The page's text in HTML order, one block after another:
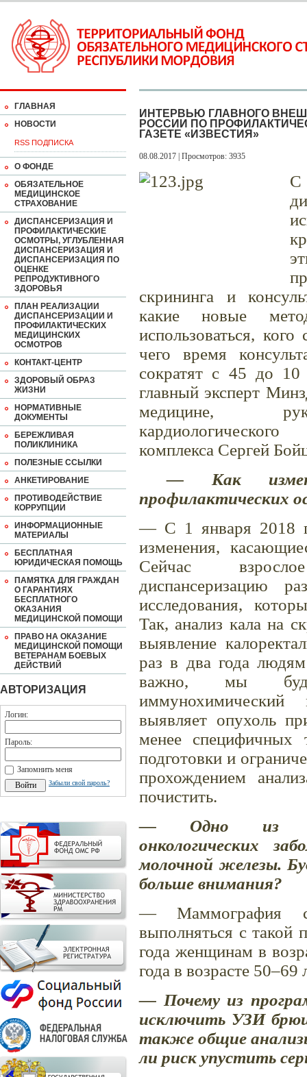
ГЛАВНАЯ
НОВОСТИ
RSS ПОДПИСКА
О ФОНДЕ
ОБЯЗАТЕЛЬНОЕ
МЕДИЦИНСКОЕ
СТРАХОВАНИЕ
ДИСПАНСЕРИЗАЦИЯ И
ПРОФИЛАКТИЧЕСКИЕ
ОСМОТРЫ, УГЛУБЛЕННАЯ
ДИСПАНСЕРИЗАЦИЯ И
ДИСПАНСЕРИЗАЦИЯ ПО
ОЦЕНКЕ
РЕПРОДУКТИВНОГО
ЗДОРОВЬЯ
ПЛАН РЕАЛИЗАЦИИ
ДИСПАНСЕРИЗАЦИИ И
ПРОФИЛАКТИЧЕСКИХ
МЕДИЦИНСКИХ
ОСМОТРОВ
КОНТАКТ-ЦЕНТР
ЗДОРОВЫЙ ОБРАЗ
ЖИЗНИ
НОРМАТИВНЫЕ
ДОКУМЕНТЫ
БЕРЕЖЛИВАЯ
ПОЛИКЛИНИКА
ПОЛЕЗНЫЕ ССЫЛКИ
АНКЕТИРОВАНИЕ
ПРОТИВОДЕЙСТВИЕ
КОРРУПЦИИ
ИНФОРМАЦИОННЫЕ
МАТЕРИАЛЫ
БЕСПЛАТНАЯ
ЮРИДИЧЕСКАЯ ПОМОЩЬ
ПАМЯТКА ДЛЯ ГРАЖДАН
О ГАРАНТИЯХ
БЕСПЛАТНОГО
ОКАЗАНИЯ
МЕДИЦИНСКОЙ ПОМОЩИ
ПРАВО НА ОКАЗАНИЕ
МЕДИЦИНСКОЙ ПОМОЩИ
ВЕТЕРАНАМ БОЕВЫХ
ДЕЙСТВИЙ
АВТОРИЗАЦИЯ
Логин:
Пароль:
Запомнить меня
Забыли свой пароль?
ИНТЕРВЬЮ ГЛАВНОГО
РОССИИ ПО
ГАЗЕТЕ «ИЗВЕСТИЯ»
08.08.2017 | Просмотров: 3935
С
скрининга и
какие новые
использоваться,
чего время
сократят с 45 до 10
главный эксперт
медицине,
комплекса Сергей
— Как
профилактических
— С 1 января 2018
изменения,
Сейчас
диспансеризацию
исследования,
Так, анализ кала на
выявление
раз в два года
важно, мы
выявляет опухоль
менее специфичных
подготовки и
прохождением
почистить.
— Одно из
онкологических
молочной железы.
больше внимания?
— Маммография
выполняться с такой
года женщинам в
года в возрасте 50–69
— Почему из
исключить УЗИ
также общие
ли риск упустить